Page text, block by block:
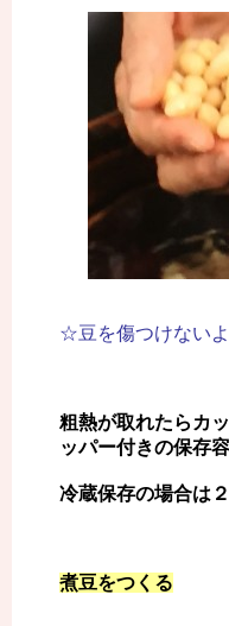
☆豆を傷つけない
粗熱が取れたらカ
ッパー付きの保存
冷蔵保存の場合は
煮豆をつくる